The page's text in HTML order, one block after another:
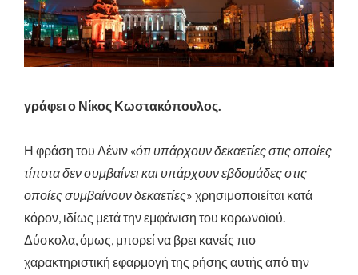
γράφει ο Νίκος Κωστακόπουλος.
Η φράση του Λένιν «ότι υπάρχουν δεκαετίες στις οποίες
τίποτα δεν συμβαίνει και υπάρχουν εβδομάδες στις
οποίες συμβαίνουν δεκαετίες» χρησιμοποιείται κατά
κόρον, ιδίως μετά την εμφάνιση του κορωνοϊού.
Δύσκολα, όμως, μπορεί να βρει κανείς πιο
χαρακτηριστική εφαρμογή της ρήσης αυτής από την